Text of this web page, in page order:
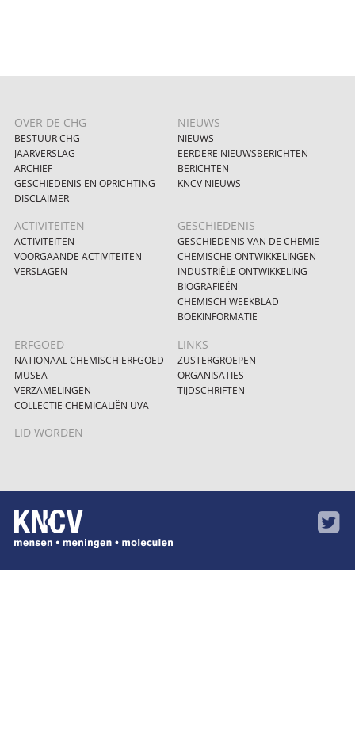
OVER DE CHG
BESTUUR CHG
JAARVERSLAG
ARCHIEF
GESCHIEDENIS EN OPRICHTING
DISCLAIMER
NIEUWS
NIEUWS
EERDERE NIEUWSBERICHTEN
BERICHTEN
KNCV NIEUWS
ACTIVITEITEN
ACTIVITEITEN
VOORGAANDE ACTIVITEITEN
VERSLAGEN
GESCHIEDENIS
GESCHIEDENIS VAN DE CHEMIE
CHEMISCHE ONTWIKKELINGEN
INDUSTRIËLE ONTWIKKELING
BIOGRAFIEËN
CHEMISCH WEEKBLAD
BOEKINFORMATIE
ERFGOED
NATIONAAL CHEMISCH ERFGOED
MUSEA
VERZAMELINGEN
COLLECTIE CHEMICALIËN UVA
LINKS
ZUSTERGROEPEN
ORGANISATIES
TIJDSCHRIFTEN
LID WORDEN